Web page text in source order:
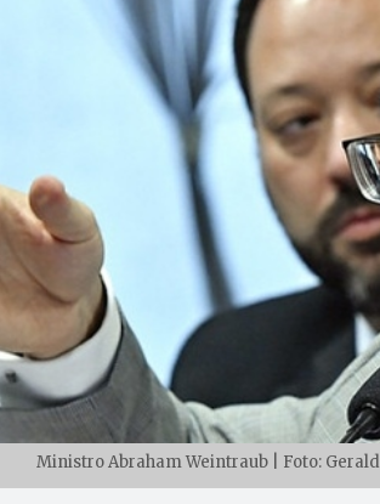
Ministro Abraham Weintraub | Foto: